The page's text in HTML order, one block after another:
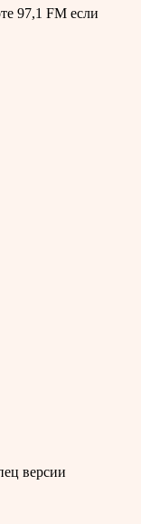
97,1 FM если
версии